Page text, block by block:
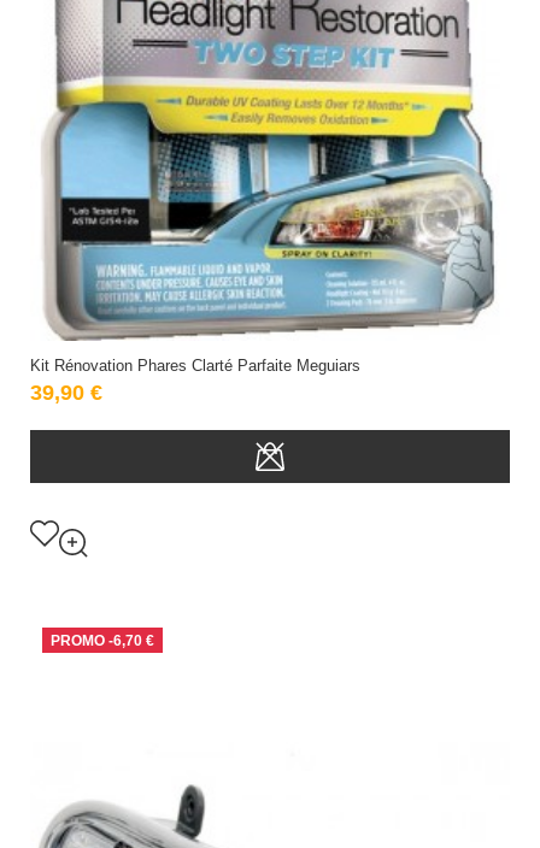
Kit Rénovation Phares Clarté Parfaite Meguiars
39,90 €
PROMO -6,70 €